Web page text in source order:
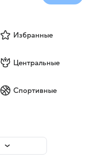
Избранные
Центральные
Спортивные